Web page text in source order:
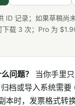
ID 记录；如果草稿尚
载 3 次；Pro 为
问题？
当你手里
档或导入系统需要
本时，发票格式转